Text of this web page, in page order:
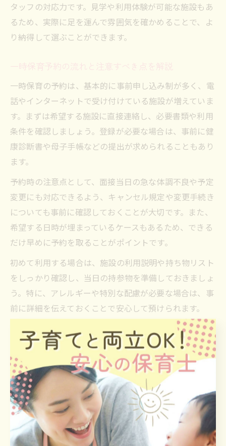
タッフの対応力です。見学や利用体験が可能な施設もあ
るため、実際に足を運んで雰囲気を確かめることで、よ
り納得して選ぶことができます。
一時保育予約の流れと注意すべき点を解説
一時保育の予約は、基本的に事前申し込み制が多く、電
話やインターネットで受け付けている施設が増えていま
す。まずは希望する施設に直接連絡し、必要書類や利用
条件を確認しましょう。登録が必要な場合は、事前に健
康診断書や母子手帳などの提出が求められることもあり
ます。
予約時の注意点として、面接当日の急な体調不良や予定
変更にも対応できるよう、キャンセル規定や変更手続き
についても事前に確認しておくことが大切です。また、
希望する日時が埋まっているケースもあるため、できる
だけ早めに予約を取ることがポイントです。
初めて利用する場合は、施設の利用説明や持ち物リスト
をしっかり確認し、当日の持参物を準備しておきましょ
う。特に、アレルギーや特別な配慮が必要な場合は、事
前に詳細を伝えておくことで安心して預けられます。
一時保育サービス利用時の保育士目線のコツ
保育士自身が一時保育を利用する際は、普段の仕事経験
を活かして、子どもが安心できる環境作りに協力するこ
とが大切です。たとえば、子どもが好きな持ち物や安心
できるアイテムを持参することで、初めての場所でも不
安を和らげられます。
また、預ける際には子どもの普段の様子や注意点をスタ